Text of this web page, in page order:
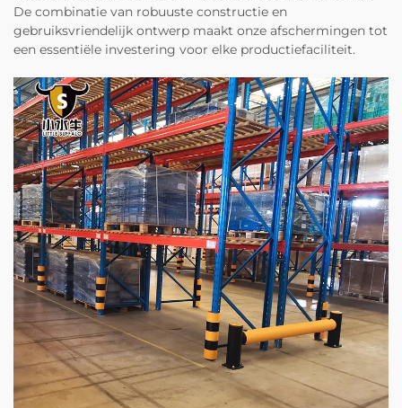
De combinatie van robuuste constructie en
gebruiksvriendelijk ontwerp maakt onze afschermingen tot
een essentiële investering voor elke productiefaciliteit.